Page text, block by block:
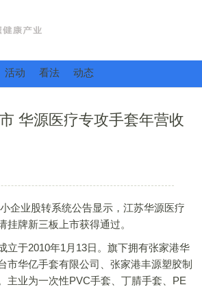
活动 看法 动态
华源医疗专攻手套年营收
业股转系统公告显示，江苏华源医疗
挂牌新三板上市获得通过。
于2010年1月13日。旗下拥有张家港华
市华亿手套有限公司、张家港丰源塑胶制
主业为一次性PVC手套、丁腈手套、PE